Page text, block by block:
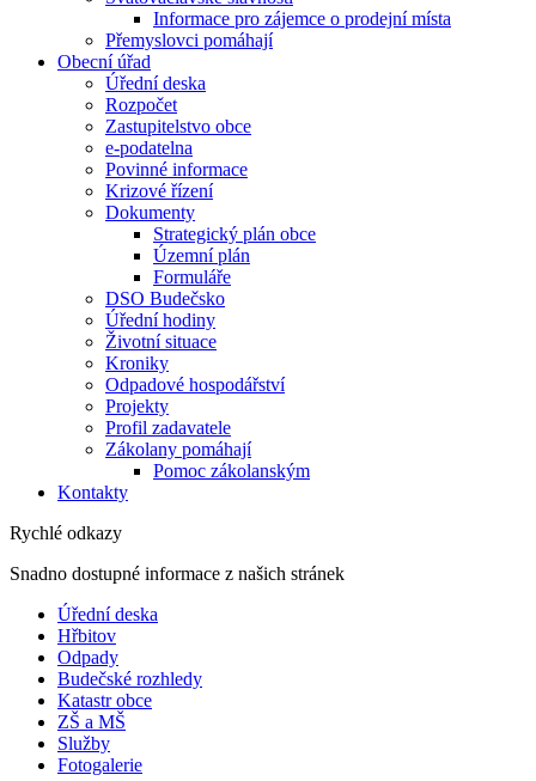
Informace pro zájemce o prodejní místa
Přemyslovci pomáhají
Obecní úřad
Úřední deska
Rozpočet
Zastupitelstvo obce
e-podatelna
Povinné informace
Krizové řízení
Dokumenty
Strategický plán obce
Územní plán
Formuláře
DSO Budečsko
Úřední hodiny
Životní situace
Kroniky
Odpadové hospodářství
Projekty
Profil zadavatele
Zákolany pomáhají
Pomoc zákolanským
Kontakty
Rychlé odkazy
Snadno dostupné informace z našich stránek
Úřední deska
Hřbitov
Odpady
Budečské rozhledy
Katastr obce
ZŠ a MŠ
Služby
Fotogalerie